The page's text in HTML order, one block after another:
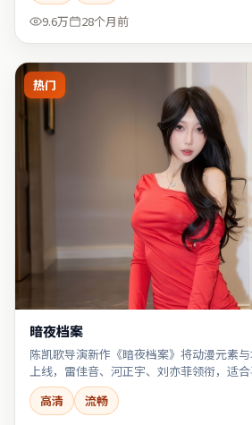
9.6万
28个月前
热门
暗夜档案
陈凯歌导演新作《暗夜档案》将动漫元素
上线，雷佳音、河正宇、刘亦菲领衔，适合
高清
流畅